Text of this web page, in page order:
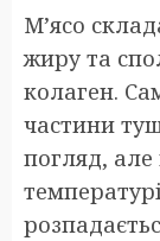
М’ясо
жиру та
колаген.
частини
погляд,